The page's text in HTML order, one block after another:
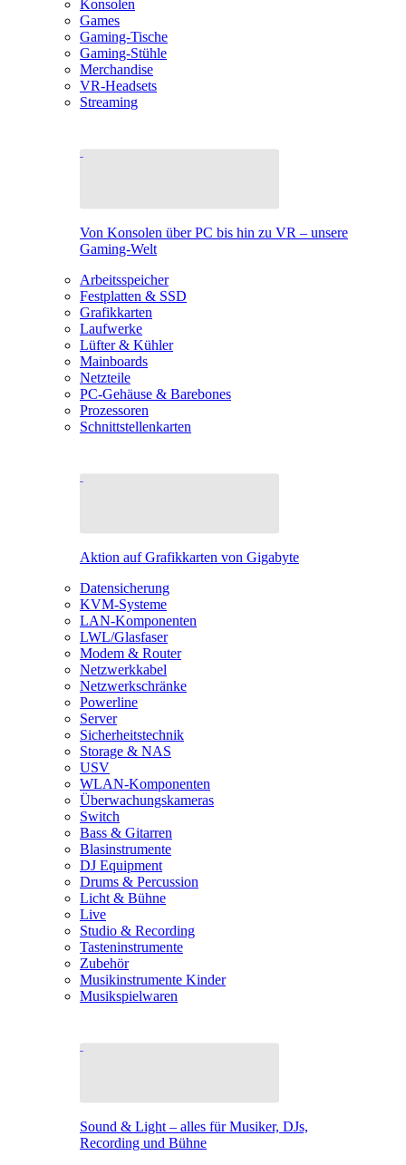
Konsolen
Games
Gaming-Tische
Gaming-Stühle
Merchandise
VR-Headsets
Streaming
Von Konsolen über PC bis hin zu VR – unsere
Gaming-Welt
Arbeitsspeicher
Festplatten & SSD
Grafikkarten
Laufwerke
Lüfter & Kühler
Mainboards
Netzteile
PC-Gehäuse & Barebones
Prozessoren
Schnittstellenkarten
Aktion auf Grafikkarten von Gigabyte
Datensicherung
KVM-Systeme
LAN-Komponenten
LWL/Glasfaser
Modem & Router
Netzwerkkabel
Netzwerkschränke
Powerline
Server
Sicherheitstechnik
Storage & NAS
USV
WLAN-Komponenten
Überwachungskameras
Switch
Bass & Gitarren
Blasinstrumente
DJ Equipment
Drums & Percussion
Licht & Bühne
Live
Studio & Recording
Tasteninstrumente
Zubehör
Musikinstrumente Kinder
Musikspielwaren
Sound & Light – alles für Musiker, DJs,
Recording und Bühne